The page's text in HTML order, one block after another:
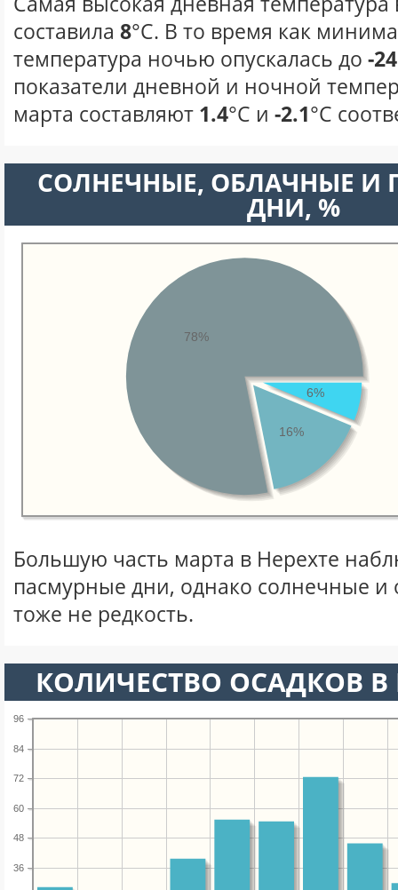
составила 8°С. В то время как
температура ночью опускалась до -24
показатели дневной и ночной
марта составляют 1.4°С и -2.1°С
CОЛНЕЧНЫЕ, ОБЛАЧНЫЕ И
ДНИ, %
6%
16%
78%
Большую часть марта в Нерехте
пасмурные дни, однако солнечные
тоже не редкость.
КОЛИЧЕСТВО ОСАДКОВ
36
48
60
72
84
96